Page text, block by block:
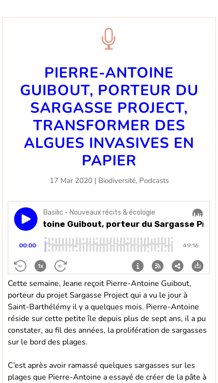

PIERRE-ANTOINE
GUIBOUT, PORTEUR DU
SARGASSE PROJECT,
TRANSFORMER DES
ALGUES INVASIVES EN
PAPIER
17 Mar 2020| Biodiversité, Podcasts
Cette semaine, Jeane reçoit Pierre-Antoine Guibout,
porteur du projet Sargasse Project qui a vu le jour à
Saint-Barthélémy il y a quelques mois. Pierre-Antoine
réside sur cette petite île depuis plus de sept ans, il a pu
constater, au fil des années, la prolifération de sargasses
sur le bord des plages.
C’est après avoir ramassé quelques sargasses sur les
plages que Pierre-Antoine a essayé de créer de la pâte à